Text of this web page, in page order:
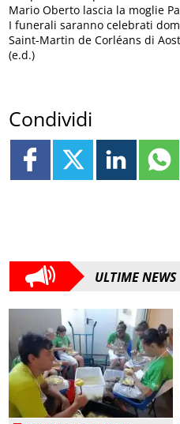
Mario Oberto lascia la moglie
I funerali saranno celebrati
Saint-Martin de Corléans di
(e.d.)
Condividi
ULTIME NEWS